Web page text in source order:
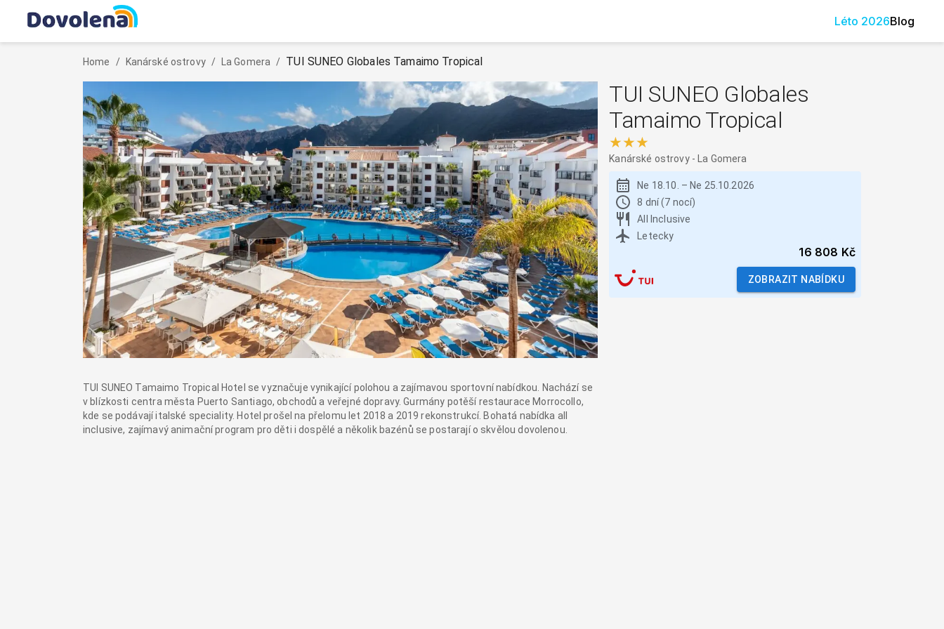
Léto 2026Blog
Home / Kanárské ostrovy / La Gomera / TUI SUNEO Globales Tamaimo Tropical
TUI SUNEO Tamaimo Tropical Hotel se vyznačuje vynikající polohou a zajímavou sportovní nabídkou. Nachází se
v blízkosti centra města Puerto Santiago, obchodů a veřejné dopravy. Gurmány potěší restaurace Morrocollo,
kde se podávají italské speciality. Hotel prošel na přelomu let 2018 a 2019 rekonstrukcí. Bohatá nabídka all
inclusive, zajímavý animační program pro děti i dospělé a několik bazénů se postarají o skvělou dovolenou.
TUI SUNEO Globales
Tamaimo Tropical
★★★
Kanárské ostrovy- La Gomera
Ne 18.10. – Ne 25.10.2026
8 dní (7 nocí)
All Inclusive
Letecky
16 808 Kč
ZOBRAZIT NABÍDKU